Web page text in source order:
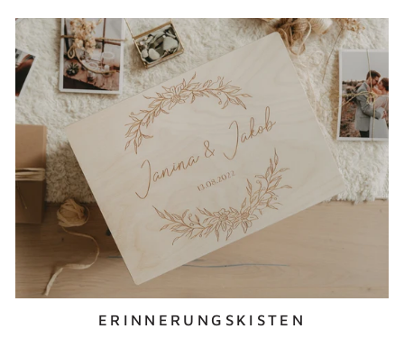
ERINNERUNGSKISTEN